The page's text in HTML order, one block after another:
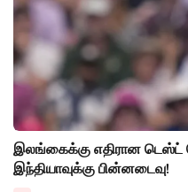
இலங்கைக்கு எதிரான டெஸ்ட்
இந்தியாவுக்கு பின்னடைவு!